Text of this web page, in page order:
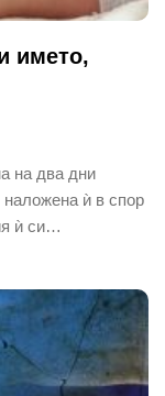
името,
на два дни
наложена ѝ в спор
ѝ си…